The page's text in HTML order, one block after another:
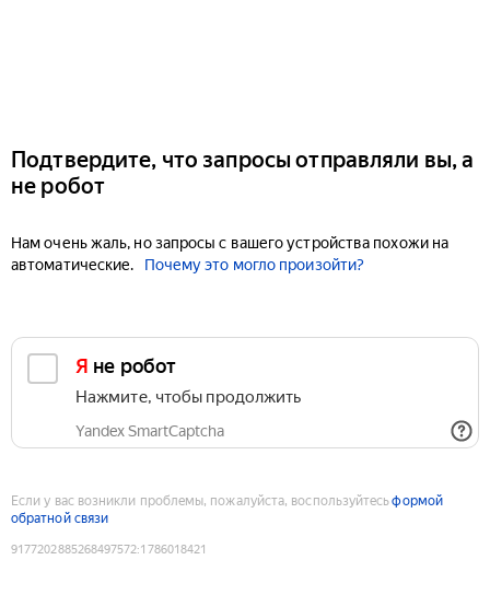
Подтвердите, что запросы отправляли вы, а
не робот
Нам очень жаль, но запросы с вашего устройства похожи на
автоматические.
Почему это могло произойти?
Я не робот
Нажмите, чтобы продолжить
Yandex SmartCaptcha
Если у вас возникли проблемы, пожалуйста, воспользуйтесьформой
обратной связи
9177202885268497572:1786018421